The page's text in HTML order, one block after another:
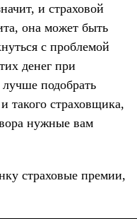
и страховой
она может быть
с проблемой
денег при
лучше подобрать
такого страховщика,
нужные вам
страховые премии,